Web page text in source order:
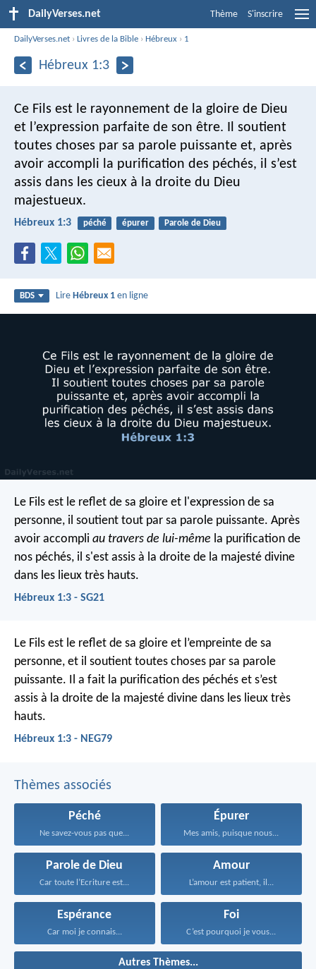
DailyVerses.net Thème S'inscrire
DailyVerses.net ›Livres de la Bible › Hébreux › 1
Hébreux 1:3
Ce Fils est le rayonnement de la gloire de Dieu
et l’expression parfaite de son être. Il soutient
toutes choses par sa parole puissante et, après
avoir accompli la purification des péchés, il s’est
assis dans les cieux à la droite du Dieu
majestueux.
Hébreux 1:3 péché épurer Parole de Dieu
BDS LireHébreux 1 en ligne
Le Fils est le reflet de sa gloire et l'expression de sa
personne, il soutient tout par sa parole puissante. Après
avoir accompli au travers de lui-même la purification de
nos péchés, il s'est assis à la droite de la majesté divine
dans les lieux très hauts.
Hébreux 1:3 - SG21
Le Fils est le reflet de sa gloire et l’empreinte de sa
personne, et il soutient toutes choses par sa parole
puissante. Il a fait la purification des péchés et s’est
assis à la droite de la majesté divine dans les lieux très
hauts.
Hébreux 1:3 - NEG79
Thèmes associés
Péché
Ne savez-vous pas que...
Épurer
Mes amis, puisque nous...
Parole de Dieu
Car toute l’Ecriture est...
Amour
L’amour est patient, il...
Espérance
Car moi je connais...
Foi
C’est pourquoi je vous...
Autres Thèmes...